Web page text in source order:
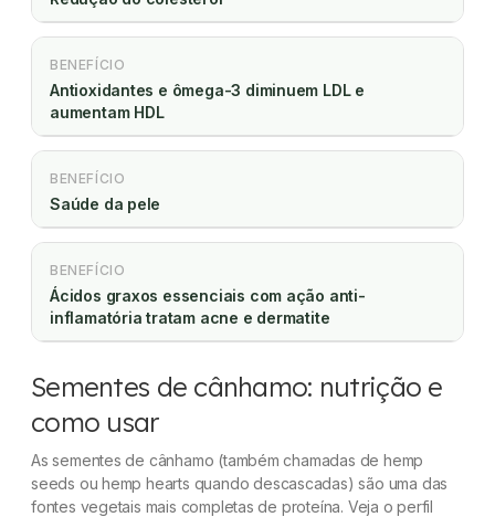
BENEFÍCIO
Antioxidantes e ômega-3 diminuem LDL e
aumentam HDL
BENEFÍCIO
Saúde da pele
BENEFÍCIO
Ácidos graxos essenciais com ação anti-
inflamatória tratam acne e dermatite
Sementes de cânhamo: nutrição e
como usar
As sementes de cânhamo (também chamadas de hemp
seeds ouhemp hearts quando descascadas) são uma das
fontes vegetais mais completas de proteína. Veja o perfil